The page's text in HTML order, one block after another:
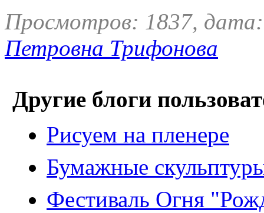
Просмотров: 1837,
Петровна Трифонова
Другие блоги
Рисуем на пленере
Бумажные
Фестиваль Огня